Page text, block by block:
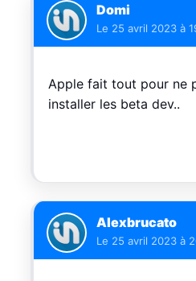
Domi
Le 25 avril 2023 à
Apple fait tout pour ne
installer les beta dev..
Alexbrucato
Le 25 avril 2023 à